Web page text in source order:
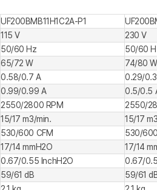
UF200BMB11H1C2A-P1
115 V
230 V
50/60 Hz
50/60
65/72 W
74/80
0.58/0.7 A
0.29/
0.99/0.99 A
0.5/0.5
2550/2800 RPM
2550/
15/17 m3/min.
15/17
530/600 CFM
530/
17/14 mmH2O
17/14
0.67/0.55 InchH2O
0.67/
59/61 dB
59/61